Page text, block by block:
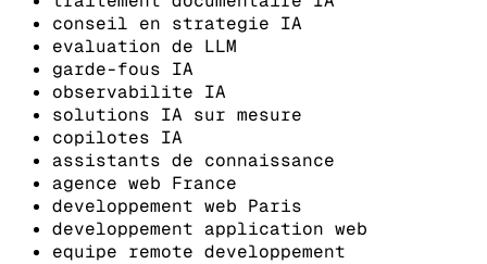
conseil en strategie IA
evaluation de LLM
garde-fous IA
observabilite IA
solutions IA sur mesure
copilotes IA
assistants de connaissance
agence web France
developpement web Paris
developpement application web
equipe remote developpement